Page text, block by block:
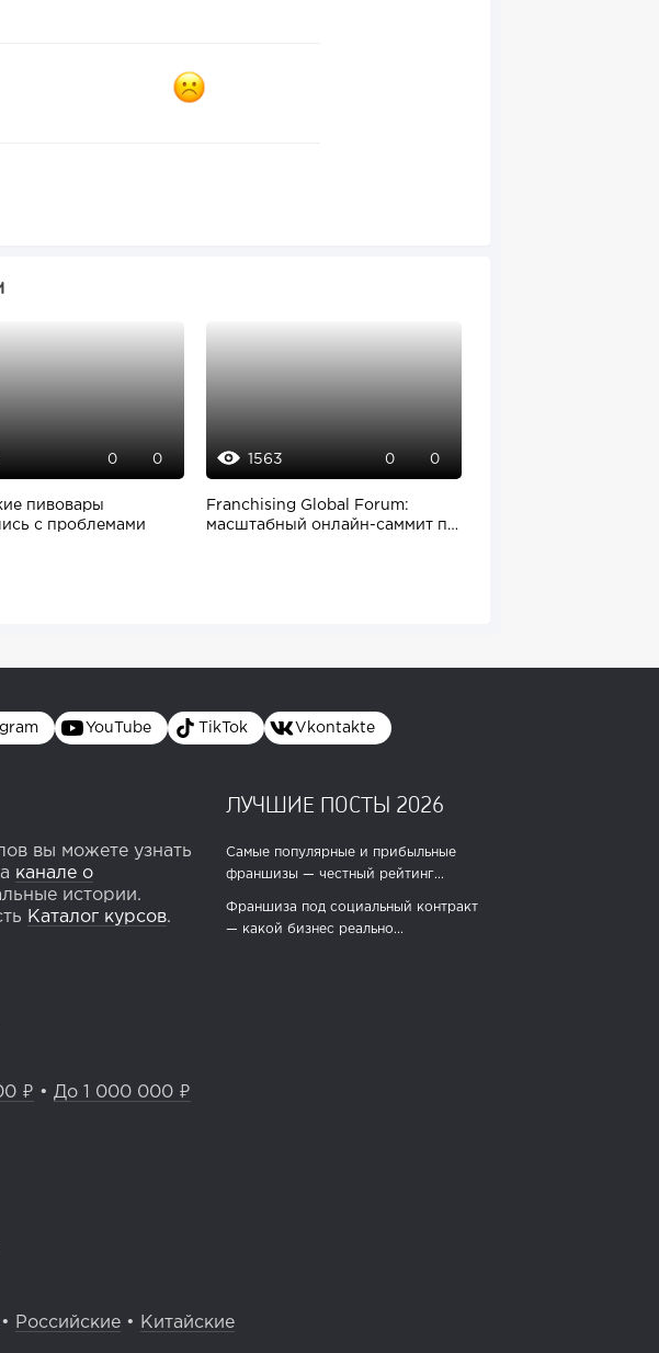
0 0
пивовары
с проблемами
1563 0 0
Franchising Global Forum:
масштабный онлайн-саммит по
YouTube TikTok Vkontakte
вы можете узнать
канале о
истории.
Каталог курсов.
ЛУЧШИЕ ПОСТЫ 2026
Самые популярные и прибыльные
франшизы — честный рейтинг...
Франшиза под социальный контракт
— какой бизнес реально...
₽ • До 1 000 000 ₽
• Российские • Китайские